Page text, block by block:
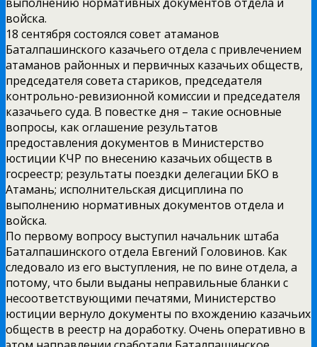
войска.
18 сентября состоялся совет атаманов
Баталпашинского казачьего отдела с привлечением
атаманов районных и первичных казачьих обществ,
председателя совета стариков, председателя
контрольно-ревизионной комиссии и председателя
казачьего суда. В повестке дня – такие основные
вопросы, как оглашение результатов
предоставления документов в Министерство
юстиции КЧР по внесению казачьих обществ в
госреестр; результаты поездки делегации БКО в
Атамань; исполнительская дисциплина по
выполнению нормативных документов отдела и
войска.
По первому вопросу выступил начальник штаба
Баталпашинского отдела Евгений Головинов. Как
следовало из его выступления, не по вине отдела, а
потому, что были выданы неправильные бланки с
несоответствующими печатями, Министерство
юстиции вернуло документы по вхождению казачьих
обществ в реестр на доработку. Очень оперативно в